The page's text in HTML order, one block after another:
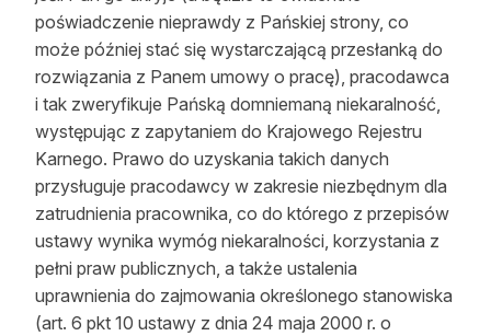
poświadczenie nieprawdy z Pańskiej strony, co
może później stać się wystarczającą przesłanką do
rozwiązania z Panem umowy o pracę), pracodawca
i tak zweryfikuje Pańską domniemaną niekaralność,
występując z zapytaniem do Krajowego Rejestru
Karnego. Prawo do uzyskania takich danych
przysługuje pracodawcy w zakresie niezbędnym dla
zatrudnienia pracownika, co do którego z przepisów
ustawy wynika wymóg niekaralności, korzystania z
pełni praw publicznych, a także ustalenia
uprawnienia do zajmowania określonego stanowiska
(art. 6 pkt 10 ustawy z dnia 24 maja 2000 r. o